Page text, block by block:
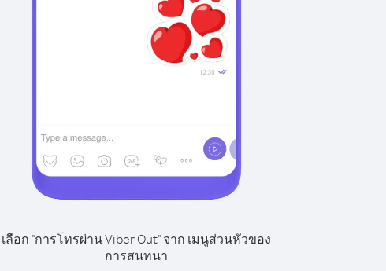
เลือก "การโทรผ่าน Viber Out" จาก เมนูส่วนหัวของ
การสนทนา